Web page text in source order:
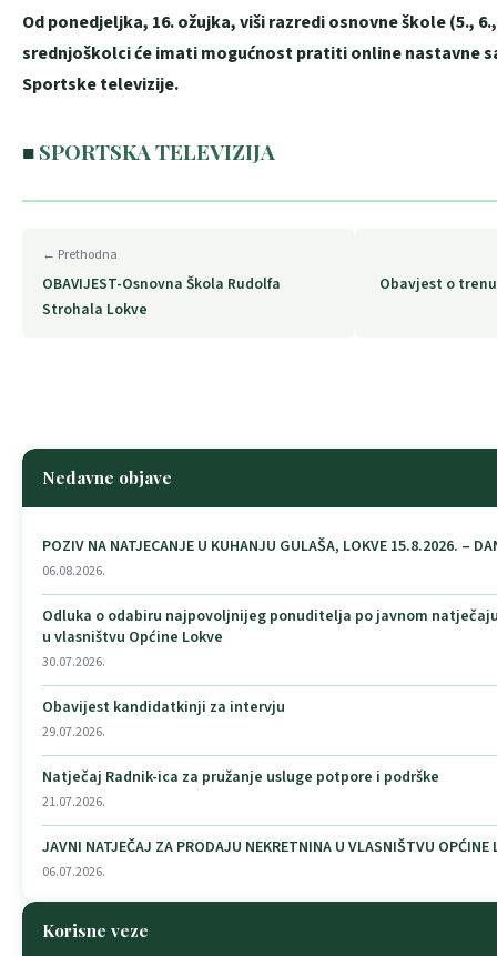
Od ponedjeljka, 16. ožujka, viši razredi osnovne škole (5.,
srednjoškolci će imati mogućnost pratiti online nastavne
Sportske televizije.
■SPORTSKA TELEVIZIJA
← Prethodna
OBAVIJEST-Osnovna Škola Rudolfa
Strohala Lokve
Obavjest o
Nedavne objave
POZIV NA NATJECANJE U KUHANJU GULAŠA, LOKVE 15.8.2026. –
06.08.2026.
Odluka o odabiru najpovoljnijeg ponuditelja po javnom
u vlasništvu Općine Lokve
30.07.2026.
Obavijest kandidatkinji za intervju
29.07.2026.
Natječaj Radnik-ica za pružanje usluge potpore i podrške
21.07.2026.
JAVNI NATJEČAJ ZA PRODAJU NEKRETNINA U VLASNIŠTVU OPĆINE
06.07.2026.
Korisne veze